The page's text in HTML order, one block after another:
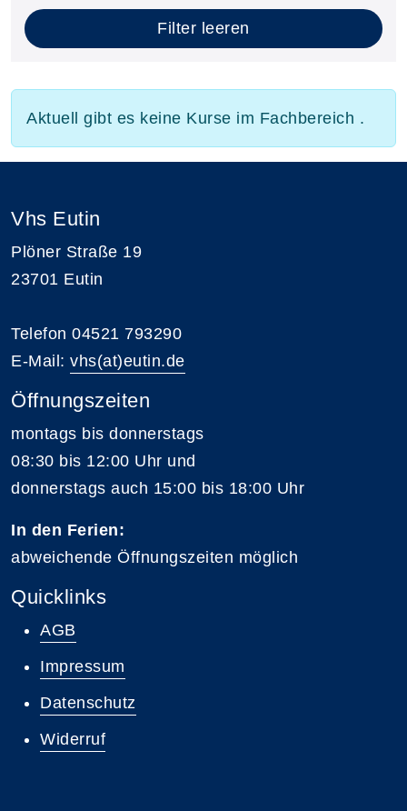
Filter leeren
Aktuell gibt es keine Kurse im Fachbereich .
Vhs Eutin
Plöner Straße 19
23701 Eutin
Telefon 04521 793290
E-Mail: vhs(at)eutin.de
Öffnungszeiten
montags bis donnerstags
08:30 bis 12:00 Uhr und
donnerstags auch 15:00 bis 18:00 Uhr
In den Ferien:
abweichende Öffnungszeiten möglich
Quicklinks
AGB
Impressum
Datenschutz
Widerruf